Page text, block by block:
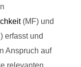
(MF) und
erfasst und
Anspruch auf
relevanten